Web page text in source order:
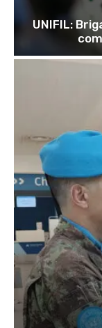
UNIFIL: